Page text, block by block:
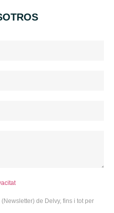
de Delvy, fins i tot per